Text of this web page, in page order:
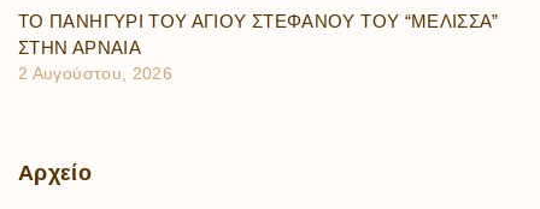
ΤΟ ΠΑΝΗΓΥΡΙ ΤΟΥ ΑΓΙΟΥ ΣΤΕΦΑΝΟΥ ΤΟΥ “ΜΕΛΙΣΣΑ”
ΣΤΗΝ ΑΡΝΑΙΑ
2 Αυγούστου, 2026
Αρχείο